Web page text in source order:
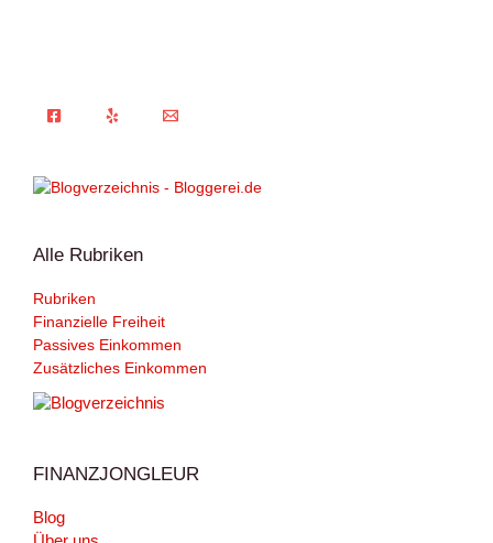
Alle Rubriken
Rubriken
Finanzielle Freiheit
Passives Einkommen
Zusätzliches Einkommen
FINANZJONGLEUR
Blog